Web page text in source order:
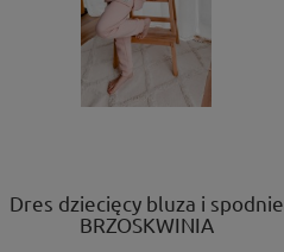
Dres dziecięcy bluza i spodnie
BRZOSKWINIA